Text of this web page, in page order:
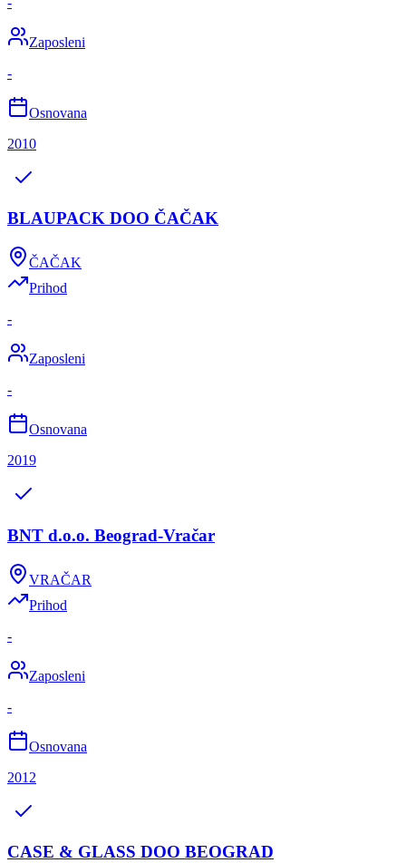
Zaposleni
-
Osnovana
2010
BLAUPACK DOO ČAČAK
ČAČAK
Prihod
-
Zaposleni
-
Osnovana
2019
BNT d.o.o. Beograd-Vračar
VRAČAR
Prihod
-
Zaposleni
-
Osnovana
2012
CASE & GLASS DOO BEOGRAD